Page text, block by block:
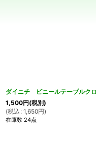
ダイニチ ビニールテーブル
1,500円(税別)
(税込 : 1,650円)
在庫数 24点